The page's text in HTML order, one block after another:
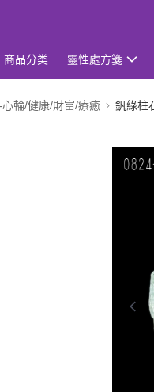
商品分类 靈性處方箋
輪/健康/財富/療癒 釩綠柱